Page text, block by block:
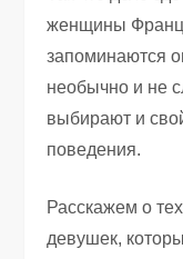
женщины
запоминаются
необычно и не
выбирают и
поведения.
Расскажем о
девушек,